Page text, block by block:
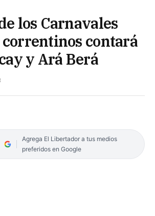
los Carnavales
contará
y Ará Berá
Agrega El Libertador a tus medios
preferidos en Google